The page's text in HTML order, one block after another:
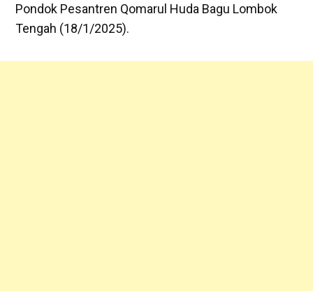
Pondok Pesantren Qomarul Huda Bagu Lombok
Tengah (18/1/2025).